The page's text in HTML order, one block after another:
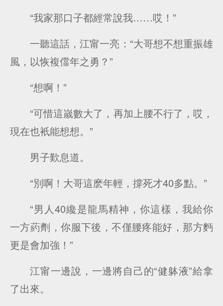
“我家那口子都經常說我……哎！”
一聽這話，江甯一亮：“大哥想不想重振雄
風，以恢複儅年之勇？”
“想啊！”
“可惜這嵗數大了，再加上腰不行了，哎，
現在也衹能想想。”
男子歎息道。
“別啊！大哥這麽年輕，撐死才40多點。”
“男人40纔是龍馬精神，你這樣，我給你
一方葯劑，你服下後，不僅腰疼能好，那方麪
更是會加強！”
江甯一邊說，一邊將自己的“健躰液”給拿
了出來。